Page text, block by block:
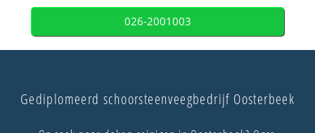
026-2001003
Gediplomeerd schoorsteenveegbedrijf Oosterbeek